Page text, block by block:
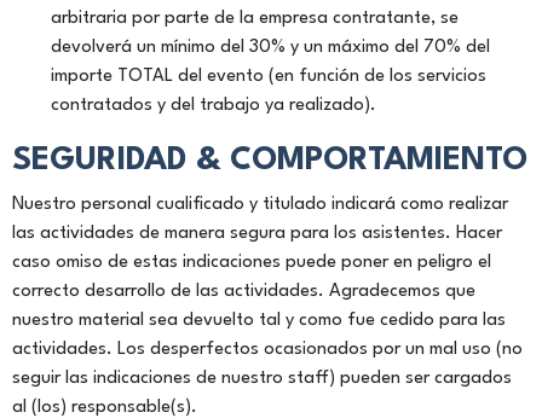
arbitraria por parte de la empresa contratante, se
devolverá un mínimo del 30% y un máximo del 70% del
importe TOTAL del evento (en función de los servicios
contratados y del trabajo ya realizado).
SEGURIDAD & COMPORTAMIENTO
Nuestro personal cualificado y titulado indicará como realizar
las actividades de manera segura para los asistentes. Hacer
caso omiso de estas indicaciones puede poner en peligro el
correcto desarrollo de las actividades. Agradecemos que
nuestro material sea devuelto tal y como fue cedido para las
actividades. Los desperfectos ocasionados por un mal uso (no
seguir las indicaciones de nuestro staff) pueden ser cargados
al (los) responsable(s).